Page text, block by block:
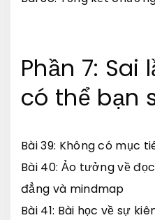
Phần 7: Sai
có thể bạn
Bài 39: Không có mục
Bài 40: Ảo tưởng về
đẳng và mindmap
Bài 41: Bài học về sự